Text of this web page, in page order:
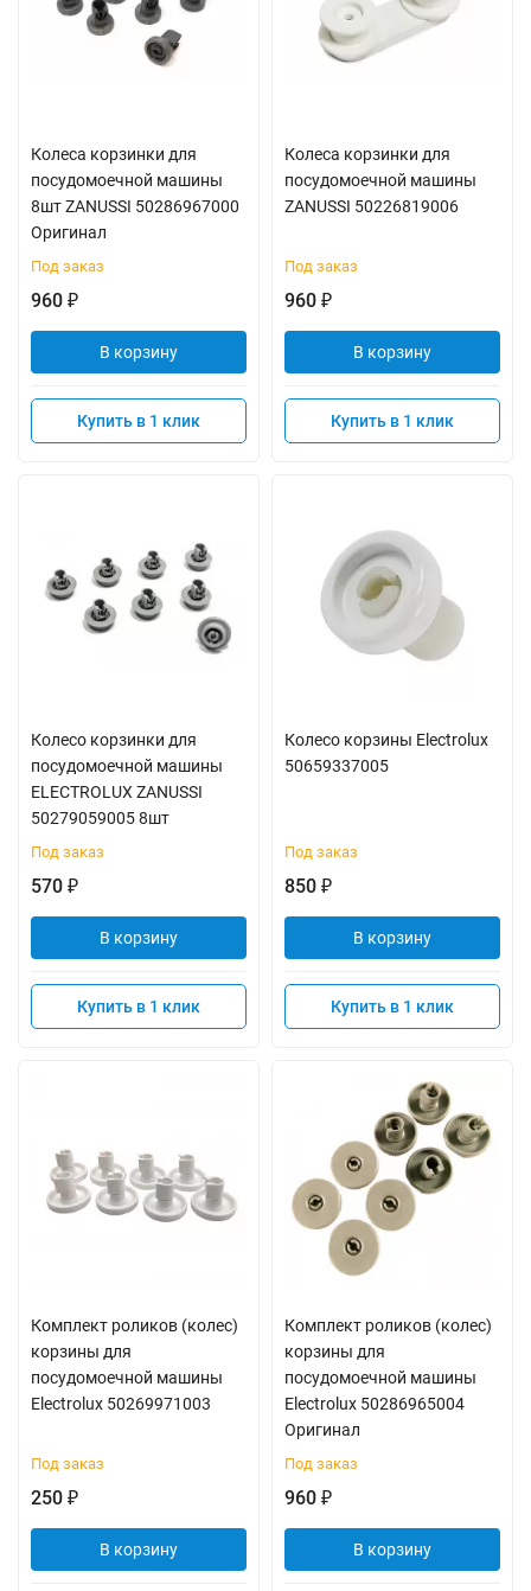
Колеса корзинки для
посудомоечной машины
8шт ZANUSSI 50286967000
Оригинал
Под заказ
960 ₽
В корзину
Купить в 1 клик
Колеса корзинки для
посудомоечной машины
ZANUSSI 50226819006
Под заказ
960 ₽
В корзину
Купить в 1 клик
Колесо корзинки для
посудомоечной машины
ELECTROLUX ZANUSSI
50279059005 8шт
Под заказ
570 ₽
В корзину
Купить в 1 клик
Колесо корзины Electrolux
50659337005
Под заказ
850 ₽
В корзину
Купить в 1 клик
Комплект роликов (колес)
корзины для
посудомоечной машины
Electrolux 50269971003
Под заказ
250 ₽
В корзину
Комплект роликов (колес)
корзины для
посудомоечной машины
Electrolux 50286965004
Оригинал
Под заказ
960 ₽
В корзину